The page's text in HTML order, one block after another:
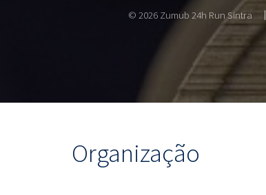
© 2026 Zumub 24h Run Sintra
Organização